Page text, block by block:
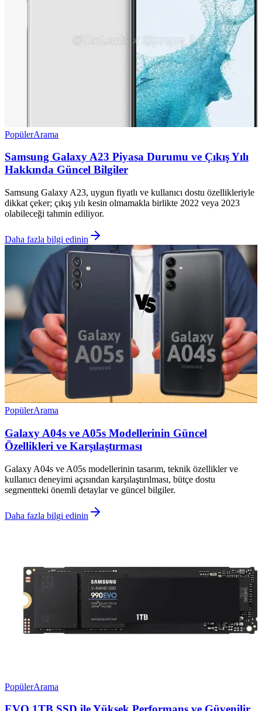
PopülerArama
Samsung Galaxy A23 Piyasa Durumu ve Çıkış Yılı
Hakkında Güncel Bilgiler
Samsung Galaxy A23, uygun fiyatlı ve kullanıcı dostu özellikleriyle
dikkat çeker; çıkış yılı kesin olmamakla birlikte 2022 veya 2023
olabileceği tahmin ediliyor.
Daha fazla bilgi edinin
PopülerArama
Galaxy A04s ve A05s Modellerinin Güncel
Özellikleri ve Karşılaştırması
Galaxy A04s ve A05s modellerinin tasarım, teknik özellikler ve
kullanıcı deneyimi açısından karşılaştırılması, bütçe dostu
segmentteki önemli detaylar ve güncel bilgiler.
Daha fazla bilgi edinin
PopülerArama